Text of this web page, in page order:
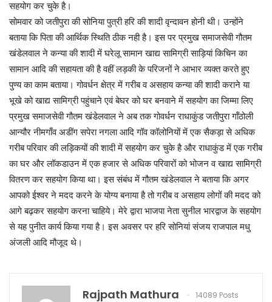
सहयोग कर चुके है।
सोमवार को जतीपुरा की सोनिया पुत्री हरि की शादी वृन्दावन होनी थी। उन्होंने
बताया कि पिता की आर्थिक स्थिति ठीक नही है। इस पर प्रमुख समाजसेवी गौतम
खंडेलवाल ने कन्या की शादी में घरेलू सामान खाद्य सामिग्री साड़ियां किचिन का
सामान आदि की सहायता की है वहीं लड़की के परिजनों ने आभार व्यक्त करते हुए
पुण्य का काम बताया। गोवर्धन क्षेत्र में गरीब व असहाय कन्या की शादी कराने या
भूखे को खाद्य सामिग्री पहुंचाने एवं बेघर को घर बनवाने में सहयोग का जिम्मा लिए
प्रमुख समाजसेवी गौतम खंडेलवाल ने अब तक गोवर्धन राधाकुंड जतीपुरा गॉंठोली
आन्यौर नीमगाँव अडींग सपेरा नगला आदि गॉव कॉलोनियों में एक सैकड़ा से अधिक
गरीब परिवार की लड़िकयों की शादी में सहयोग कर चुके है और राधाकुंड में एक गरीब
का घर और लॉकडाउन में एक हजार से अधिक परिवारों को भोजन व खाद्य सामिग्री
वितरण कर सहयोग किया था। इस संबंध में गौतम खंडेलवाल ने बताया कि अगर
आपको ईश्वर ने मदद करने के योग्य बनाया है तो गरीब व असहाय लोगों की मदद को
आगे बढ़कर सहयोग करना चाहिये। मेरे द्वारा भाजपा नेता सुनील भारद्वाज के सहयोग
से यह पुनीत कार्य किया गया है। इस अवसर पर हरि सोनियां संजय राजपाल मधु
अंजली आदि मौजूद थे।
Rajpath Mathura 14089 Posts